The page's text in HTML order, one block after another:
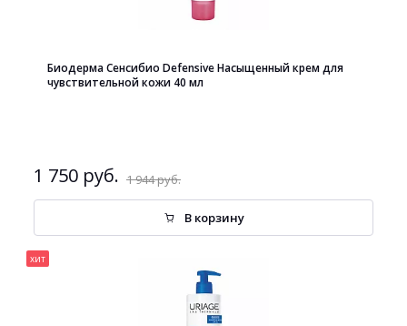
Биодерма Сенсибио Defensive Насыщенный крем для
чувствительной кожи 40 мл
1 750 руб. 1 944 руб.
В корзину
хит